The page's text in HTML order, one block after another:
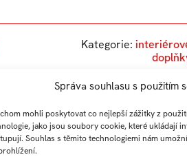
Správa souhlasu s použitím
mohli poskytovat co nejlepší zážitky z
jako jsou soubory cookie, které ukládají
Souhlas s těmito technologiemi nám
Kategorie: